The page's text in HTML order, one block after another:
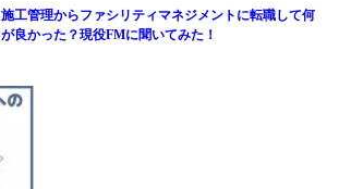
施工管理からファシリティマネジメントに転職して何
が良かった？現役FMに聞いてみた！